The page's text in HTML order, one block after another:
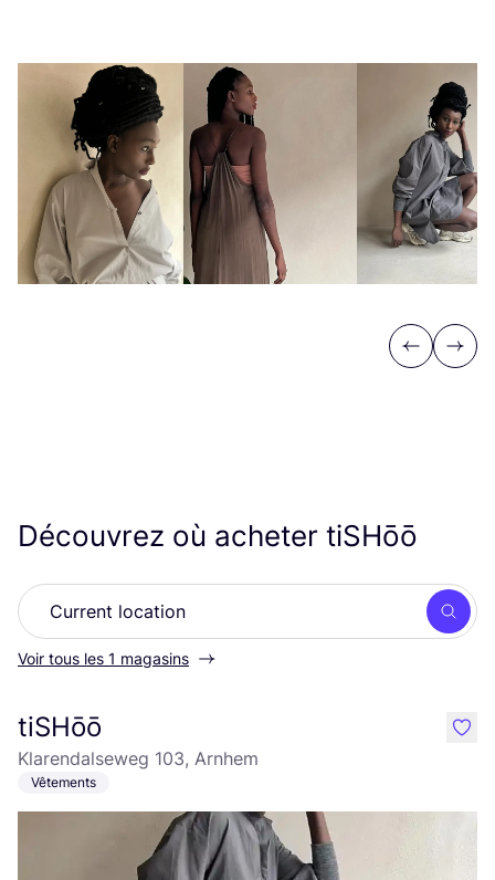
Previous
Next
Découvrez où acheter tiSHōō
Voir tous les 1 magasins
tiSHōō
Klarendalseweg 103, Arnhem
Vêtements
like